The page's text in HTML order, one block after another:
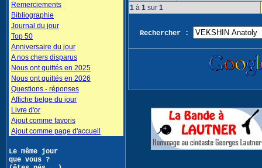
Remerciements
Bibliographie
Journal du jour
Top 50
Anniversaire du jour
A nos chers disparus
Nous ont quittés en 2025
Nous ont quittés en 2026
Questions - réponses
Affiche belge du jour
Livre d'or
Ajout comme favoris
Ajout comme page d'accueil
Le même jour
que vous ?
1 à 1 sur 1
Rechercher :